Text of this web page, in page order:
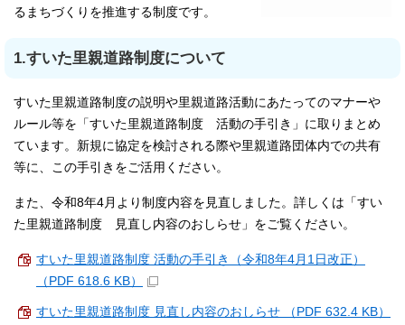
るまちづくりを推進する制度です。
1.すいた里親道路制度について
すいた里親道路制度の説明や里親道路活動にあたってのマナーや
ルール等を「すいた里親道路制度 活動の手引き」に取りまとめ
ています。新規に協定を検討される際や里親道路団体内での共有
等に、この手引きをご活用ください。
また、令和8年4月より制度内容を見直しました。詳しくは「すい
た里親道路制度 見直し内容のおしらせ」をご覧ください。
すいた里親道路制度 活動の手引き（令和8年4月1日改正）
（PDF 618.6 KB）
すいた里親道路制度 見直し内容のおしらせ （PDF 632.4 KB）